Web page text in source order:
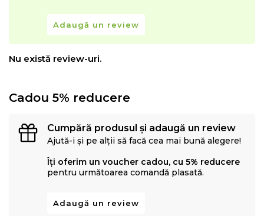
Adaugă un review
Nu există review-uri.
Cadou 5% reducere
Cumpără produsul și adaugă un review
Ajută-i și pe alții să facă cea mai bună alegere!
Îți oferim un voucher cadou, cu 5% reducere
pentru următoarea comandă plasată.
Adaugă un review